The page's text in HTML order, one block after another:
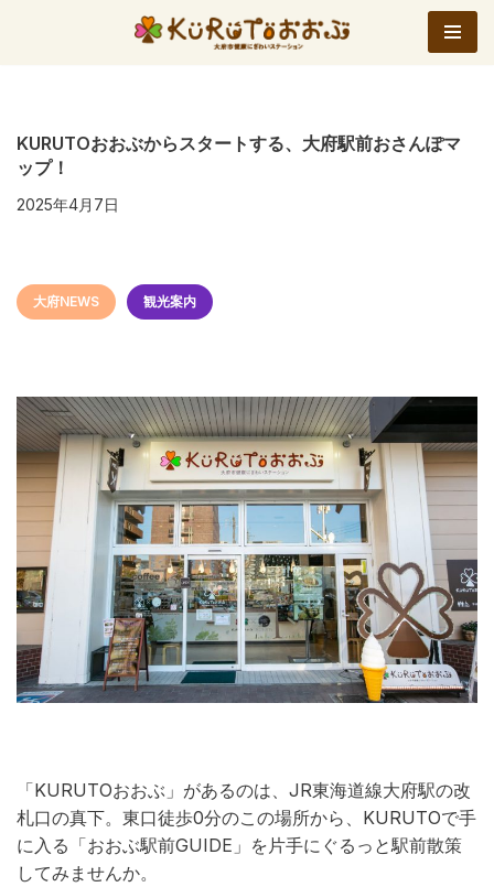
ン
ツ
へ
ッ
プ
KURUTOおおぶからスタートする、大府駅前おさんぽマ
ップ！
2025年4月7日
大府NEWS 観光案内
「KURUTOおおぶ」があるのは、JR東海道線大府駅の改
札口の真下。東口徒歩0分のこの場所から、KURUTOで手
に入る「おおぶ駅前GUIDE」を片手にぐるっと駅前散策
してみませんか。